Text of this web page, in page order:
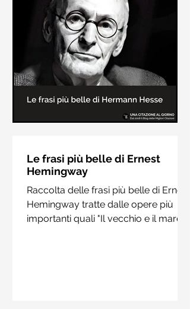
frasi più belle di Carl Gustav Jung
tratte dai suoi libri più significativi
come "Libro Rosso"
Hesse
Raccolta delle frasi più belle di
Hermann Hesse estrapolate dai suoi
libri più importanti come "Siddharta",
"Sull'amore" e "Demian"
Le frasi più belle di Ernest
Hemingway
Raccolta delle frasi più belle di Ernest
Hemingway tratte dalle opere più
importanti quali "Il vecchio e il mare",